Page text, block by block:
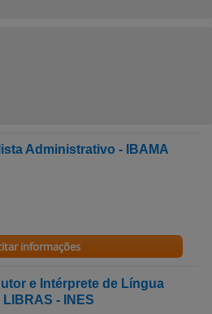
Administrativo - IBAMA
informações
e Intérprete de Língua
- INES